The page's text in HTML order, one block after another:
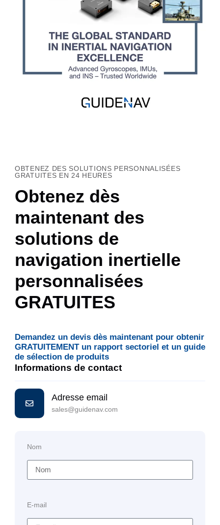
OBTENEZ DES SOLUTIONS PERSONNALISÉES
GRATUITES EN 24 HEURES
Obtenez dès
maintenant des
solutions de
navigation inertielle
personnalisées
GRATUITES
Demandez un devis dès maintenant pour obtenir
GRATUITEMENT un rapport sectoriel et un guide
de sélection de produits
Informations de contact
Adresse email
sales@guidenav.com
Nom
E-mail